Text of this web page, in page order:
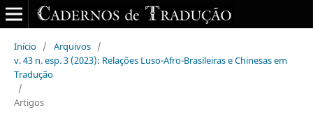
Início / Arquivos /
v. 43 n. esp. 3 (2023): Relações Luso-Afro-Brasileiras e Chinesas em
Tradução
/
Artigos